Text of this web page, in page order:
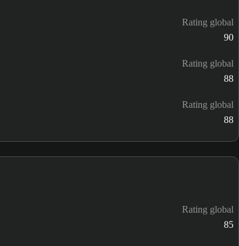
Rating global
90
Rating global
88
Rating global
88
Rating global
85